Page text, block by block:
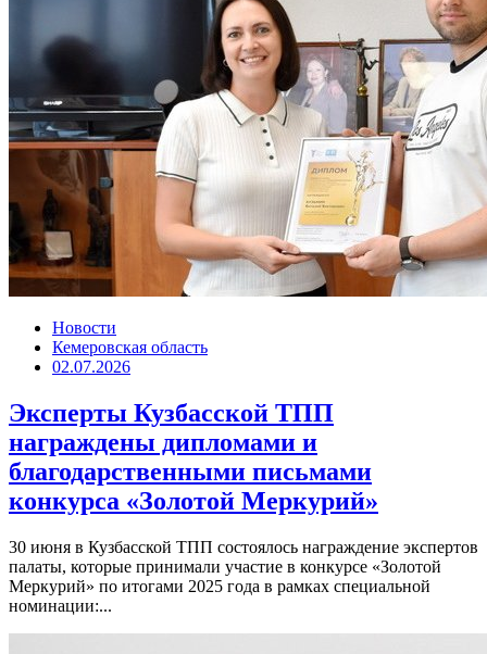
Новости
Кемеровская область
02.07.2026
Эксперты Кузбасской ТПП
награждены дипломами и
благодарственными письмами
конкурса «Золотой Меркурий»
30 июня в Кузбасской ТПП состоялось награждение экспертов
палаты, которые принимали участие в конкурсе «Золотой
Меркурий» по итогами 2025 года в рамках специальной
номинации:...